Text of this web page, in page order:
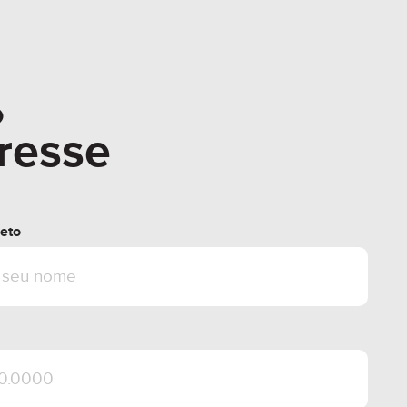
da água da chuva para irrigação e
instalados gerando energia para as
com LED's de baixo consumo e
com sistema de descarga de controle
de carro elétrico na